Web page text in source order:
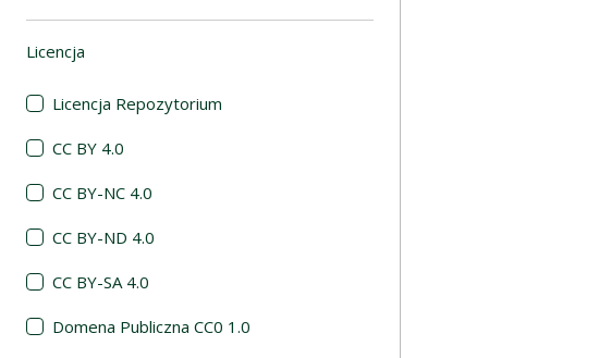
Licencja
Licencja Repozytorium
CC BY 4.0
CC BY-NC 4.0
CC BY-ND 4.0
CC BY-SA 4.0
Domena Publiczna CC0 1.0